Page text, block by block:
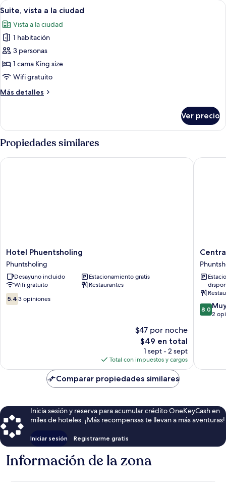
Abrir
todas
las
fotos
de
Suite,
vista
la
Un dormitorio moderno con una
3
Suite, vista a la ciudad
Vista a la ciudad
1 habitación
3 personas
1 cama King size
Wifi gratuito
Más detalles
Más
vista
a
la
ciudad
Ver precio
Propiedades similares
Hotel
Phuentsholing
Phuntsholing
Hotel Phuentsholing
Phuntsholing
Desayuno incluido
Estacionamiento gratis
Wifi gratuito
Restaurantes
5.4
de
5.4 3 opiniones
$47 por noche
El
precio
actual
es
de
$49
$49 en total
1 sept - 2 sept
Total con impuestos y cargos
Hotel Phuentsholing
Central
Hotel
8.0
de
8.0
2
Central
Comparar propiedades similares
Inicia sesión y reserva para acumular crédito OneKeyCash en
miles de hoteles. ¡Más recompensas te llevan a más aventuras!
Iniciar sesión Registrarme gratis
Información de la zona